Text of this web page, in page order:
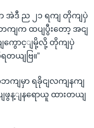
ာ အဲဒီ ည ၂၁ ရကျ တိုကျပှဲ
ကျက ထပျပွီးတော့ အငျ
ောင့ျမို့လို့ တိုကျပှဲ
ယျဗြ။”
ဘကျမှာ ရခိုငျလကျနကျ
ဖွန့ျနရောယူ ထားတယျ